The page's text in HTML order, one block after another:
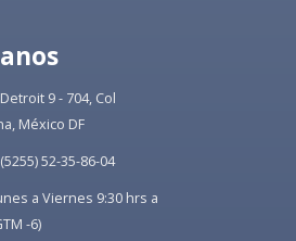
Detroit 9 - 704, Col
México DF
(5255) 52-35-86-04
a Viernes 9:30 hrs a
-6)